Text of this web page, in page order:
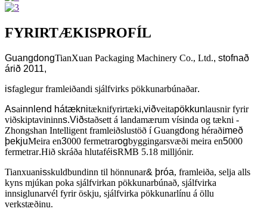
FYRIRTÆKISPROFÍL
GuangdongTianXuan Packaging Machinery Co., Ltd., stofnað
árið 2011,
isfaglegur framleiðandi sjálfvirks pökkunarbúnaðar.
Asainnlend hátæknitæknifyrirtæki,viðveitapökkunlausnir fyrir
viðskiptavininns.Viðstaðsett á landamærum vísinda og tækni -
Zhongshan Intelligent framleiðslustöð í Guangdong héraðimeð
þekjuMeira en3000 fermetrarogbyggingarsvæði meira en5000
fermetrar.Hið skráða hlutaféisRMB 5.18 milljónir.
Tianxuanisskuldbundinn til hönnunar& þróa, framleiða, selja alls
kyns mjúkan poka sjálfvirkan pökkunarbúnað, sjálfvirka
innsiglunarvél fyrir öskju, sjálfvirka pökkunarlínu á öllu
verkstæðinu.